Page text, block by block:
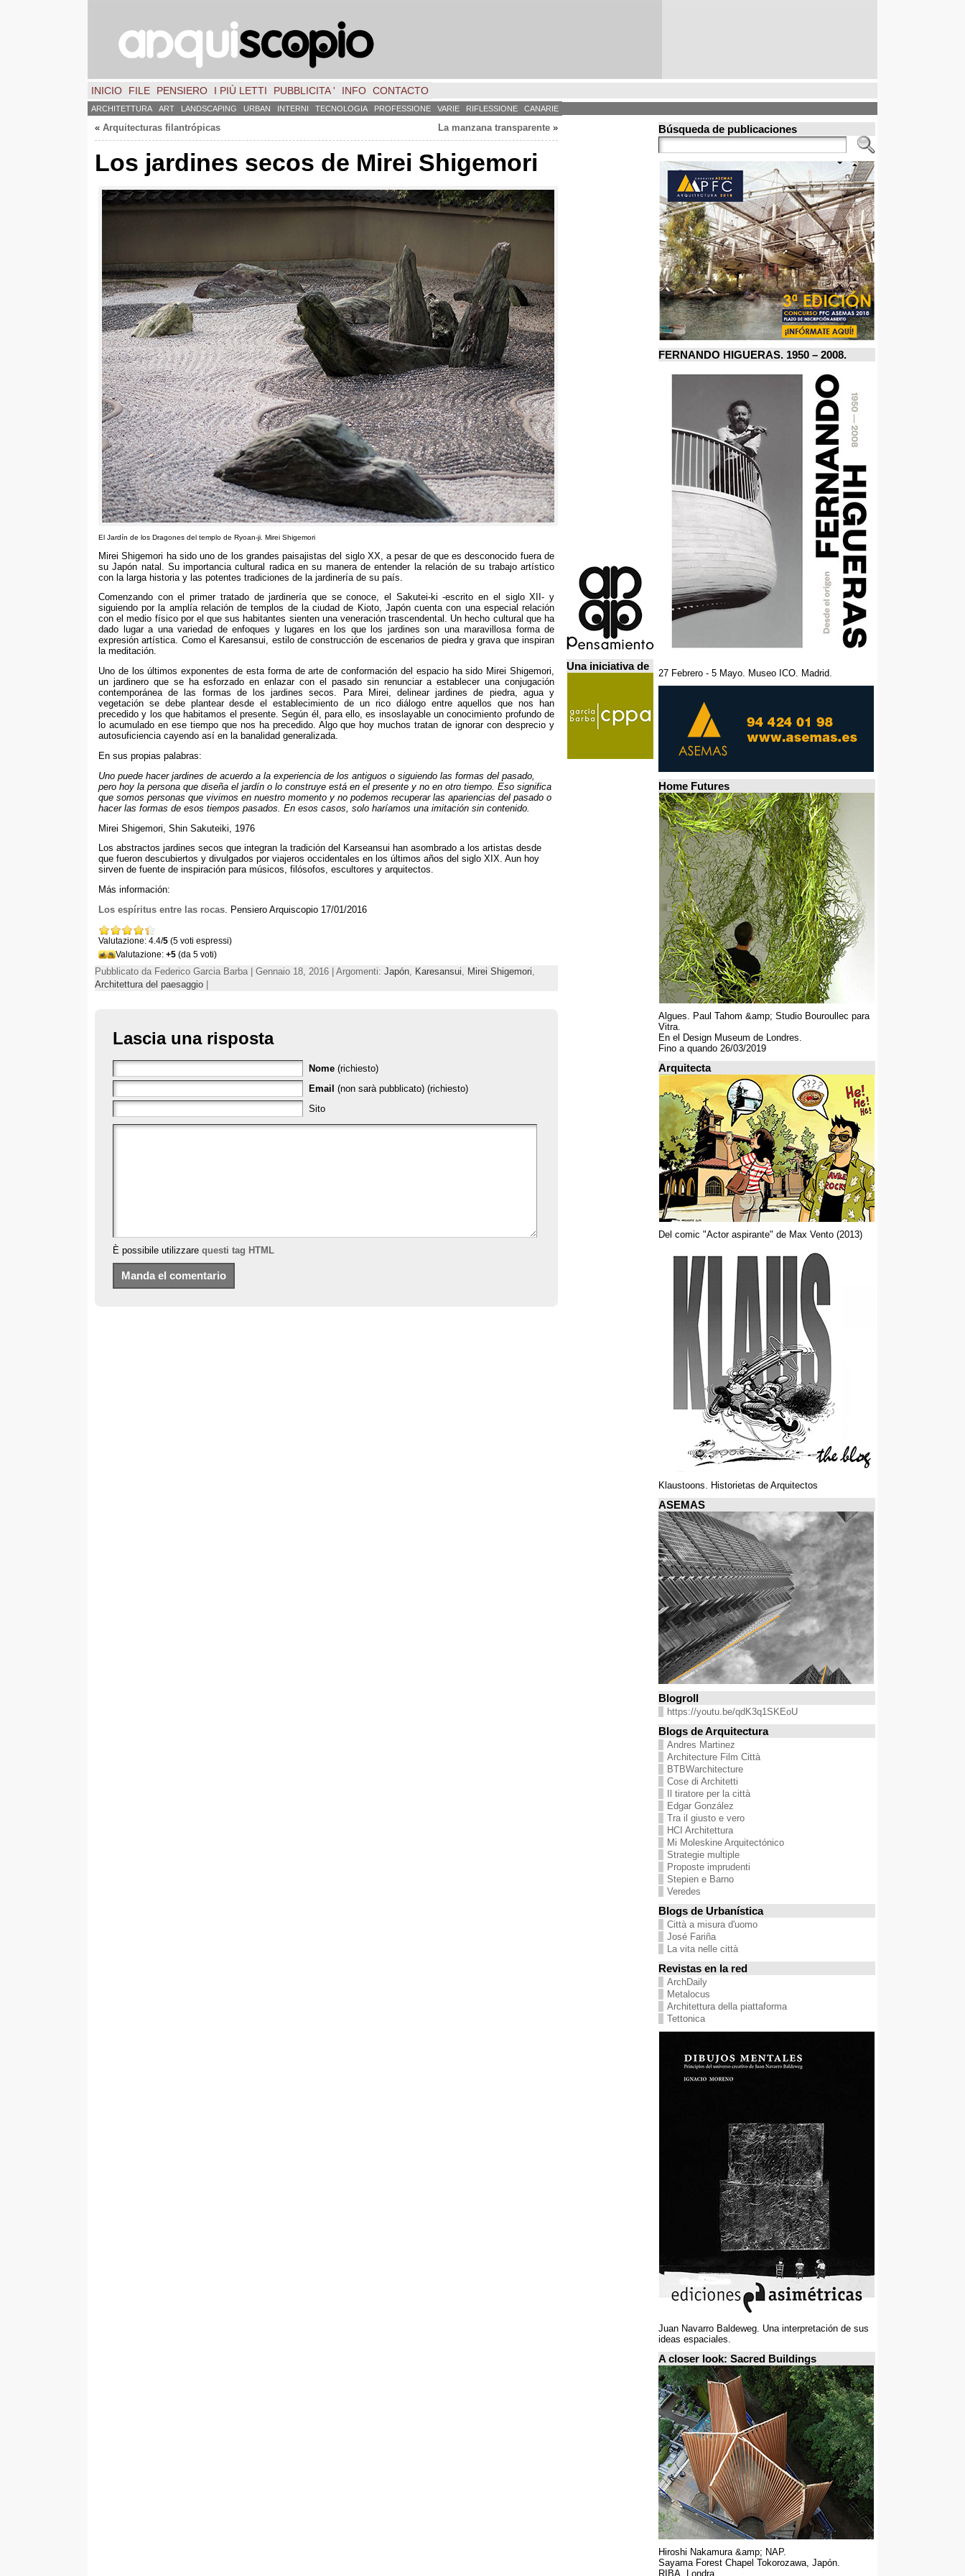
INICIO FILE PENSIERO I PIÙ LETTI PUBBLICITA ' INFO CONTACTO
ARCHITETTURA ART LANDSCAPING URBAN INTERNI TECNOLOGIA PROFESSIONE VARIE RIFLESSIONE CANARIE
« Arquitecturas filantrópicas La manzana transparente »
Los jardines secos de Mirei Shigemori
El Jardín de los Dragones del templo de Ryoan-ji Mirei Shigemori
Mirei Shigemori ha sido uno de los grandes paisajistas del siglo XX ,a pesar de que es desconocido fuera de
su Japón natal
Su importancia cultural radica en su manera de entender la relación de su trabajo artístico
con la larga historia y las potentes tradiciones de la jardinería de su país
Comenzando con el primer tratado de jardinería que se conoce,el Sakutei-ki -escrito en el siglo XII-y
siguiendo por la amplía relación de templos de la ciudad de Kioto, Japón cuenta con una especial relación
con el medio físico por el que sus habitantes sienten una veneración trascendental . Un hecho cultural que ha
dado lugar a una variedad de enfoques y lugares en los que los jardines son una maravillosa forma de
expresión artística. Como el Karesansui, estilo de construcción de escenarios de piedra y grava que inspiran
la meditación.
Uno de los últimos exponentes de esta forma de arte de conformación del espacio ha sido Mirei Shigemori,
un jardinero que se ha esforzado en enlazar con el pasado sin renunciar a establecer una conjugación
contemporánea de las formas de los jardines secos. Para Mirei,delinear jardines de piedra, agua y
vegetación se debe plantear desde el establecimiento de un rico diálogo entre aquellos que nos han
precedido y los que habitamos el presente.Según él , para ello,es insoslayable un conocimiento profundo de
lo acumulado en ese tiempo que nos ha precedido. Algo que hoy muchos tratan de ignorar con desprecio y
autosuficiencia cayendo así en la banalidad generalizada.
En sus propias palabras:
Uno puede hacer jardines de acuerdo a la experiencia de los antiguos o siguiendo las formas del pasado
pero hoy la persona que diseña el jardín o lo construye está en el presente y no en otro tiempo Eso significa
que somos personas que vivimos en nuestro momento y no podemos recuperar las apariencias del pasado o
hacer las formas de esos tiempos pasados En esos casos solo haríamos una imitación sin contenido
Mirei Shigemori Shin Sakuteiki , 1976
Los abstractos jardines secos que integran la tradición del Karseansui han asombrado a los artistas desde
que fueron descubiertos y divulgados por viajeros occidentales en los últimos años del siglo XIX. Aun hoy
sirven de fuente de inspiración para músicos, filósofos, escultores y arquitectos.
Más información:
Los espíritus entre las rocas . Pensiero Arquiscopio 17/01/2016
Valutazione: 4.4/5 (5 voti espressi)
Valutazione: +5 (da 5 voti)
Pubblicato da Federico Garcia Barba | Gennaio 18, 2016 | Argomenti: Japón Karesansui Mirei Shigemori
Architettura del paesaggio
Lascia una risposta
Nome (richiesto)
Email (non sarà pubblicato) (richiesto)
Sito
È possibile utilizzare questi tag HTML
Una iniciativa de
Búsqueda de publicaciones
FERNANDO HIGUERAS. 1950 – 2008.
27 Febrero - 5 Mayo. Museo ICO. Madrid.
Home Futures
Algues. Paul Tahom &amp; Studio Bouroullec para
Vitra.
En el Design Museum de Londres.
Fino a quando 26/03/2019
Arquitecta
Del comic "Actor aspirante" de Max Vento (2013)
Klaustoons. Historietas de Arquitectos
ASEMAS
Blogroll
https://youtu.be/qdK3q1SKEoU
Blogs de Arquitectura
Andres Martinez
Architecture Film Città
BTBWarchitecture
Cose di Architetti
Il tiratore per la città
Edgar González
Tra il giusto e vero
HCI Architettura
Mi Moleskine Arquitectónico
Strategie multiple
Proposte imprudenti
Stepien e Barno
Veredes
Blogs de Urbanística
Città a misura d'uomo
José Fariña
La vita nelle città
Revistas en la red
ArchDaily
Metalocus
Architettura della piattaforma
Tettonica
Juan Navarro Baldeweg. Una interpretación de sus
ideas espaciales.
A closer look: Sacred Buildings
Hiroshi Nakamura &amp; NAP.
Sayama Forest Chapel Tokorozawa, Japón.
RIBA, Londra.